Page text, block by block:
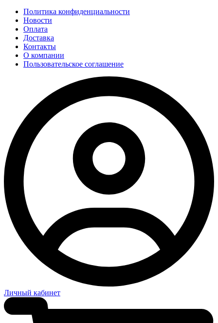
Политика конфиденциальности
Новости
Оплата
Доставка
Контакты
О компании
Пользовательское соглашение
Личный кабинет